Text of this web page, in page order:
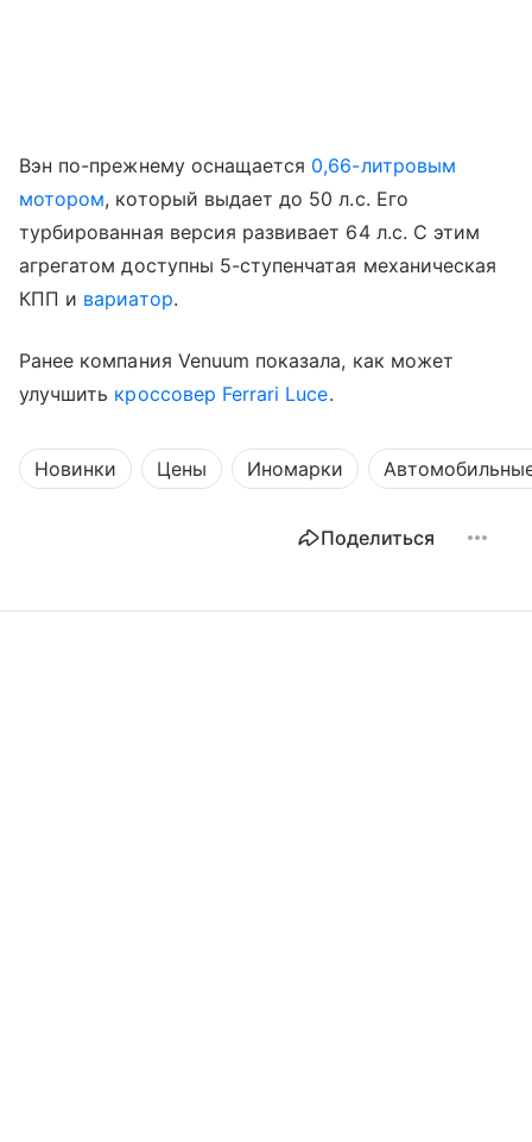
Вэн по-прежнему оснащается 0,66-литровым
мотором, который выдает до 50 л.с. Его
турбированная версия развивает 64 л.с. С этим
агрегатом доступны 5-ступенчатая механическая
КПП и вариатор.
Ранее компания Venuum показала, как может
улучшить кроссовер Ferrari Luce.
Новинки Цены Иномарки
Поделиться